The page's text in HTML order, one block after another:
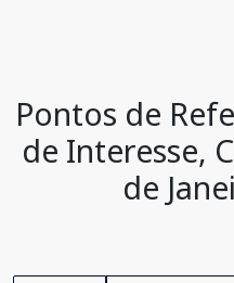
Pontos de
de Interesse,
de